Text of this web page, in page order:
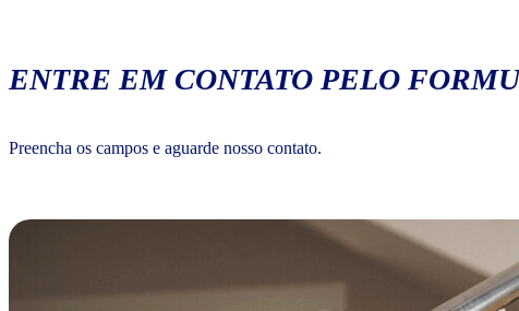
ENTRE EM CONTATO PELO
Preencha os campos e aguarde nosso contato.